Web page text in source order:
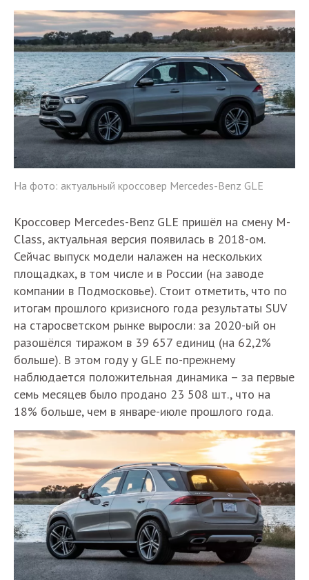
На фото: актуальный кроссовер Mercedes-Benz GLE
Кроссовер Mercedes-Benz GLE пришёл на смену M-
Class, актуальная версия появилась в 2018-ом.
Сейчас выпуск модели налажен на нескольких
площадках, в том числе и в России (на заводе
компании в Подмосковье). Стоит отметить, что по
итогам прошлого кризисного года результаты SUV
на старосветском рынке выросли: за 2020-ый он
разошёлся тиражом в 39 657 единиц (на 62,2%
больше). В этом году у GLE по-прежнему
наблюдается положительная динамика – за первые
семь месяцев было продано 23 508 шт., что на
18% больше, чем в январе-июле прошлого года.